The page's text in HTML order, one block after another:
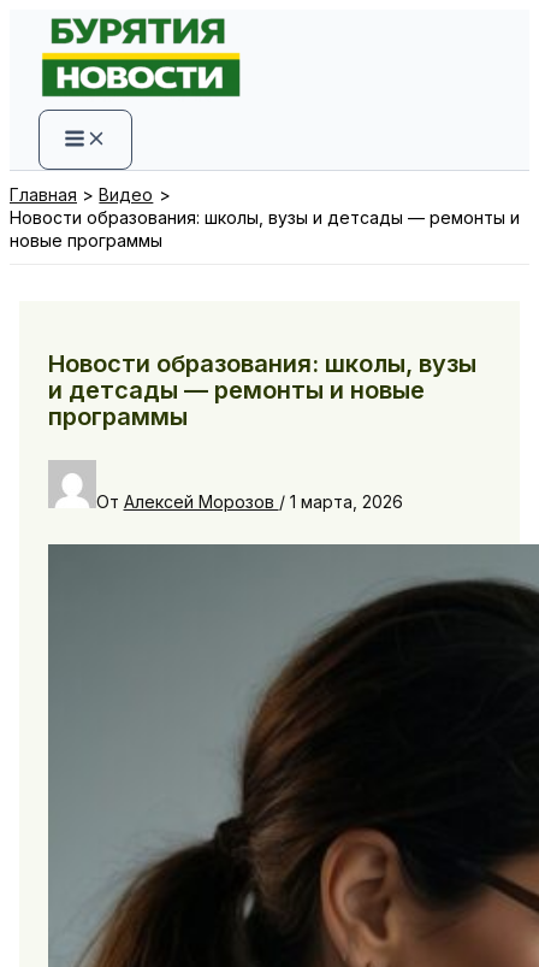
Перейти
содержимому
Главная
Видео
Новости образования: школы, вузы и детсады — ремонты и
новые программы
Новости образования: школы, вузы
и детсады — ремонты и новые
программы
От Алексей Морозов / 1 марта, 2026